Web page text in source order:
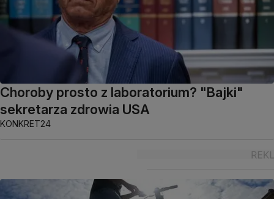
Choroby prosto z laboratorium? "Bajki"
sekretarza zdrowia USA
KONKRET24